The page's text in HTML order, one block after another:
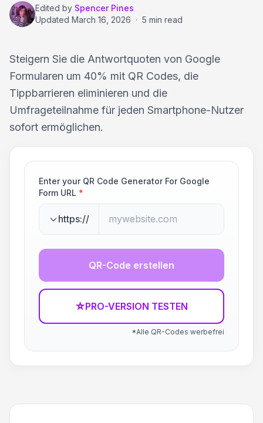
Edited by Spencer Pines
Updated March 16, 2026 · 5 min read
Steigern Sie die Antwortquoten von Google
Formularen um 40% mit QR Codes, die
Tippbarrieren eliminieren und die
Umfrageteilnahme für jeden Smartphone-Nutzer
sofort ermöglichen.
Enter your QR Code Generator For Google
Form URL *
https://
QR-Code erstellen
☆PRO-VERSION TESTEN
*Alle QR-Codes werbefrei